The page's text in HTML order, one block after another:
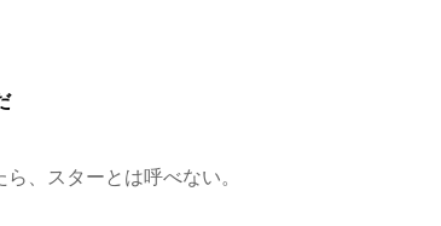
、スターとは呼べない。